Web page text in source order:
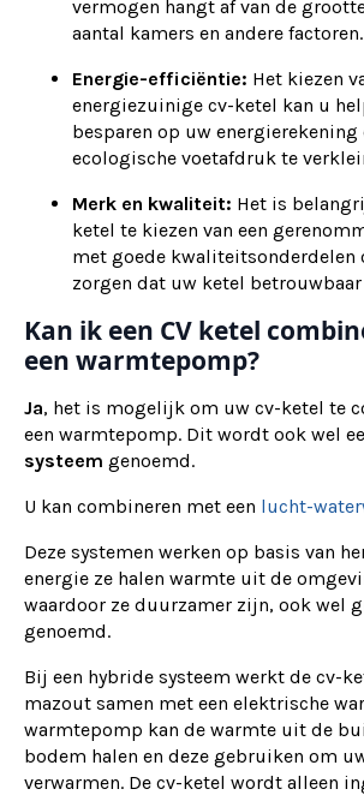
vermogen hangt af van de
aantal kamers en andere factoren.
Energie-efficiëntie: Het kiezen
energiezuinige cv-ketel kan u
besparen op uw energierekening
ecologische voetafdruk te
Merk en kwaliteit: Het is
ketel te kiezen van een
met goede kwaliteitsonderdelen
zorgen dat uw ketel
Kan ik een CV ketel
een warmtepomp?
Ja, het is mogelijk om uw cv-ketel te
een warmtepomp. Dit wordt ook wel
systeem genoemd.
U kan combineren met een lucht-
Deze systemen werken op basis van
energie ze halen warmte uit de
waardoor ze duurzamer zijn, ook wel
genoemd.
Bij een hybride systeem werkt de cv-
mazout samen met een elektrische
warmtepomp kan de warmte uit de
bodem halen en deze gebruiken om
verwarmen. De cv-ketel wordt alleen